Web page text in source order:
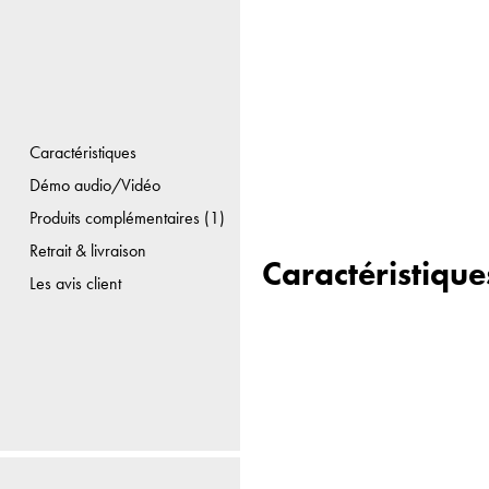
Caractéristiques
Démo audio/Vidéo
Produits complémentaires (1)
Retrait & livraison
Les avis client